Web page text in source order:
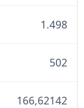
1.498
502
166,62142